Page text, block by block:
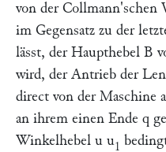
von der Collmann'schen
im Gegensatz zu der
lässt, der Haupthebel B
wird, der Antrieb der
direct von der Maschine
an ihrem einen Ende q
Winkelhebel u u1